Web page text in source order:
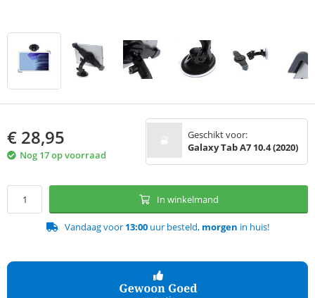
€ 28,95
Nog 17 op voorraad
Geschikt voor:
Galaxy Tab A7 10.4 (2020)
In winkelmand
Vandaag voor 13:00uur besteld, morgen in huis!